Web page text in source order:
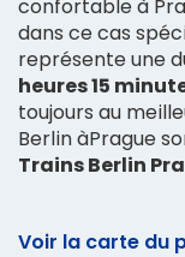
confortable à
dans ce cas
représente une
heures 15
toujours au
Berlin àPrague
Trains Berlin
Voir la carte du